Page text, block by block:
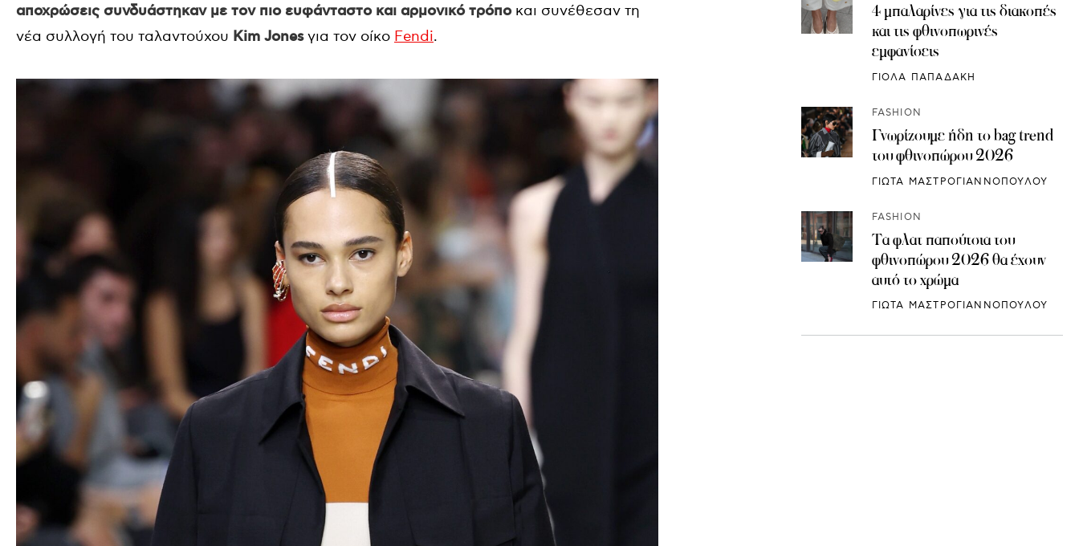
αποχρώσεις συνδυάστηκαν με τον πιο ευφάνταστο και αρμονικό τρόποκαι συνέθεσαν τη
νέα συλλογή του ταλαντούχου Kim Jonesγια τον οίκο Fendi.
4 μπαλαρίνες για τις διακοπές
και τις φθινοπωρινές
εμφανίσεις
ΓΙΟΛΑ ΠΑΠΑΔΑΚΗ
FASHION
Γνωρίζουμε ήδη το bag trend
του φθινοπώρου 2026
ΓΙΩΤΑ ΜΑΣΤΡΟΓΙΑΝΝΟΠΟΥΛΟΥ
FASHION
Τα φλατ παπούτσια του
φθινοπώρου 2026 θα έχουν
αυτό το χρώμα
ΓΙΩΤΑ ΜΑΣΤΡΟΓΙΑΝΝΟΠΟΥΛΟΥ